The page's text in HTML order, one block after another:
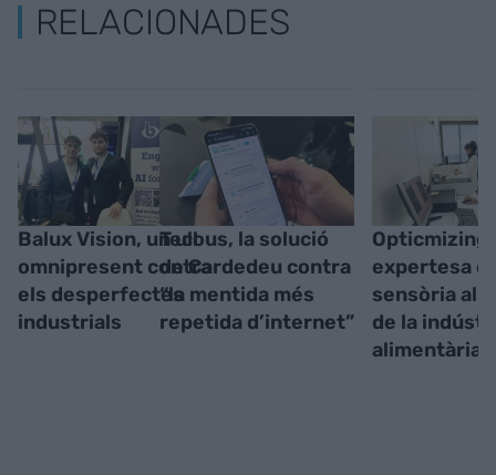
RELACIONADES
Balux Vision, un ull
omnipresent contra
els desperfectes
industrials
Tecous, la solució
de Cardedeu contra
“la mentida més
repetida d’internet”
Opticmizing,
expertesa
sensòria al
de la
alimentària